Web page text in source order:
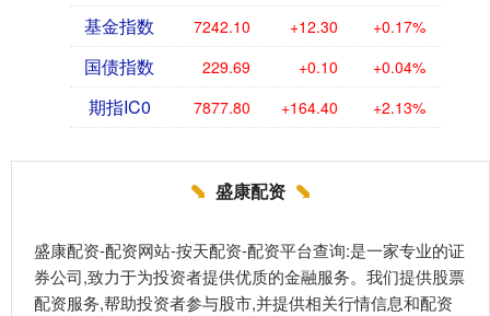
基金指数 7242.10 +12.30 +0.17%
国债指数 229.69 +0.10 +0.04%
期指IC0 7877.80 +164.40 +2.13%
盛康配资
盛康配资-配资网站-按天配资-配资平台查询:是一家专业的证
券公司,致力于为投资者提供优质的金融服务。我们提供股票
配资服务,帮助投资者参与股市,并提供相关行情信息和配资